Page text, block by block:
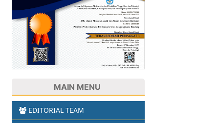
MAIN MENU
EDITORIAL TEAM